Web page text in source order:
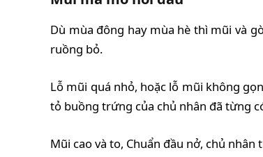
Dù mùa đông hay mùa hè thì mũi và
ruồng bỏ.
Lỗ mũi quá nhỏ, hoặc lỗ mũi không
tỏ buồng trứng của chủ nhân đã từng
Mũi cao và to, Chuẩn đầu nở, chủ